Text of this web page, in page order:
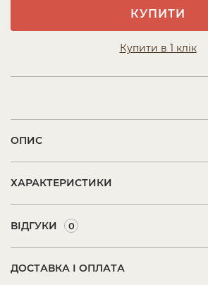
КУПИТИ
Купити в 1 клік
ОПИС
ХАРАКТЕРИСТИКИ
ВІДГУКИ 0
ДОСТАВКА І ОПЛАТА